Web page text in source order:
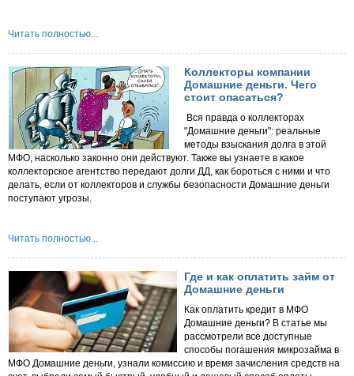
Читать полностью...
Коллекторы компании
Домашние деньги. Чего
стоит опасаться?
Вся правда о коллекторах
"Домашние деньги": реальные
методы взыскания долга в этой
МФО, насколько законно они действуют. Также вы узнаете в какое
коллекторское агентство передают долги ДД, как бороться с ними и что
делать, если от коллекторов и службы безопасности Домашние деньги
поступают угрозы.
Читать полностью...
Где и как оплатить займ от
Домашние деньги
Как оплатить кредит в МФО
Домашние деньги? В статье мы
рассмотрели все доступные
способы погашения микрозайма в
МФО Домашние деньги, узнали комиссию и время зачисления средств на